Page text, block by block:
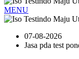
MENU
07-08-2026
Jasa pda test